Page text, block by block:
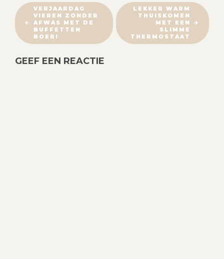
B
E
R
C
VERJAARDAG
VIEREN ZONDER
AFWAS MET DE
BUFFETTEN
BOER!
LEKKER WARM
THUISKOMEN
MET EEN
SLIMME
THERMOSTAAT
GEEF EEN REACTIE